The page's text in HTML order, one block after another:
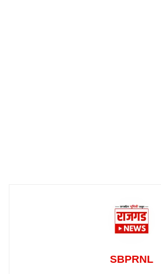
SBPRNL